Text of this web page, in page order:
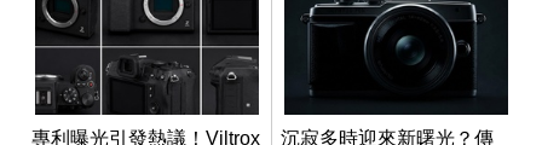
專利曝光引發熱議！Viltrox
沉寂多時迎來新曙光？傳